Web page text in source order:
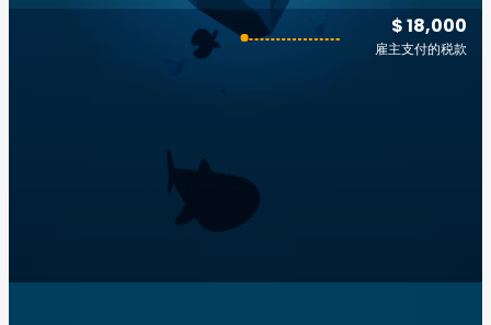
$ 18,000
雇主支付的税款